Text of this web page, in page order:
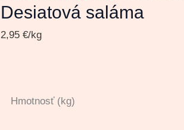
Desiatová saláma
2,95 €/kg
Hmotnosť (kg)